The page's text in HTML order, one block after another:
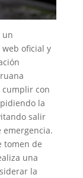
un
oficial y
cumplir con
la
salir
emergencia.
tomen de
una
la